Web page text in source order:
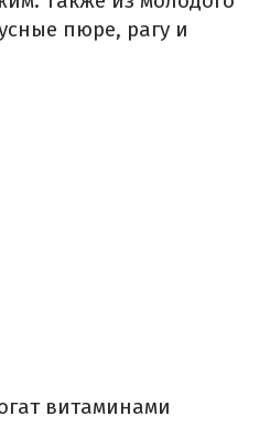
пюре, рагу и
витаминами